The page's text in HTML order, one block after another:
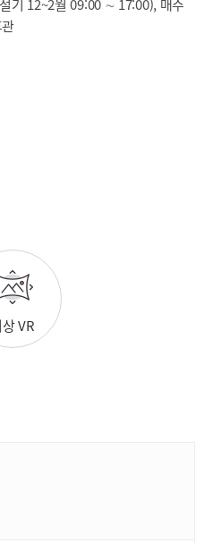
기 12~2월 09:00 ∼ 17:00), 매주
VR